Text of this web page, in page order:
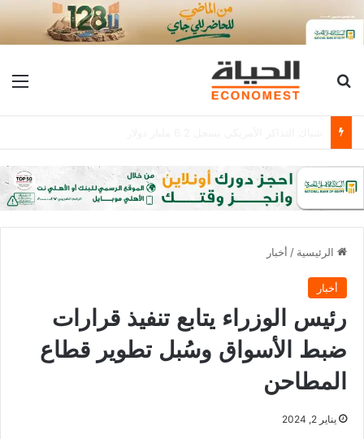
بحث عن
الرئيسية / أخبار
أخبار
رئيس الوزراء يتابع تنفيذ قرارات
ضبط الأسواق وسُبل تطوير قطاع
المطاحن
يناير 2, 2024